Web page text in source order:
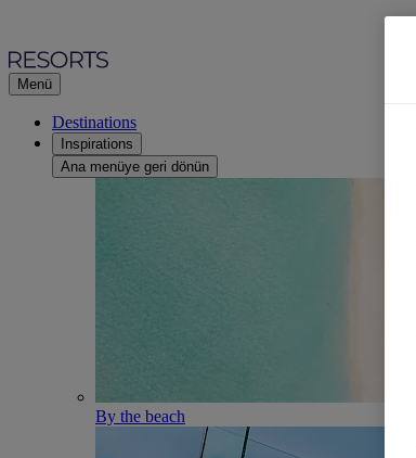
Menü
Destinations
Inspirations
Ana menüye geri dönün
By the beach